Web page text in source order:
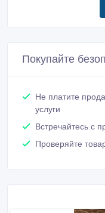
Покупайте
Не платите
услуги
Встречайтесь с
Проверяйте